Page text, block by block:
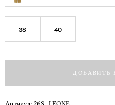
38 40
ДОБАВИТЬ